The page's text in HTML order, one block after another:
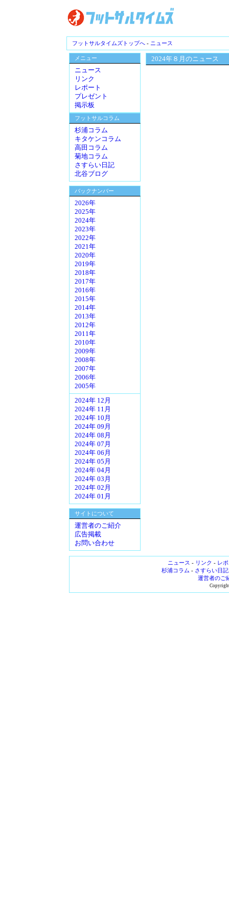
フットサルタイムズトップへ - ニュース
メニュー
ニュース
リンク
レポート
プレゼント
掲示板
フットサルコラム
杉浦コラム
キタケンコラム
高田コラム
菊地コラム
さすらい日記
北谷ブログ
バックナンバー
2026年
2025年
2024年
2023年
2022年
2021年
2020年
2019年
2018年
2017年
2016年
2015年
2014年
2013年
2012年
2011年
2010年
2009年
2008年
2007年
2006年
2005年
2024年 12月
2024年 11月
2024年 10月
2024年 09月
2024年 08月
2024年 07月
2024年 06月
2024年 05月
2024年 04月
2024年 03月
2024年 02月
2024年 01月
サイトについて
運営者のご紹介
広告掲載
お問い合わせ
2024年８月のニュース
ニュース - リンク - レ
杉浦コラム - さすらい日記
運営者のご